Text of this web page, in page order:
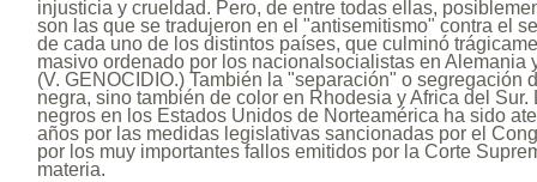
injusticia y crueldad. Pero, de entre todas ellas,
son las que se tradujeron en el "antisemitismo" contra el
de cada uno de los distintos países, que culminó
masivo ordenado por los nacionalsocialistas en Alemania
(V. GENOCIDIO.) También la "separación" o segregación
negra, sino también de color en Rhodesia y Africa del
negros en los Estados Unidos de Norteamérica ha sido
años por las medidas legislativas sancionadas por el
por los muy importantes fallos emitidos por la Corte
materia.